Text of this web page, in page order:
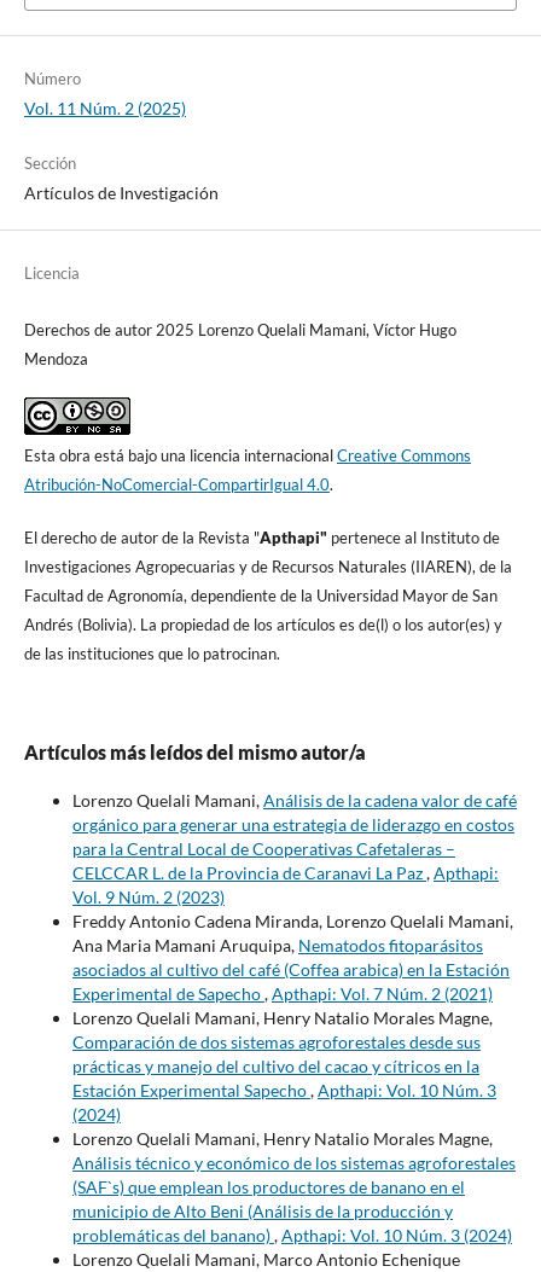
Número
Vol. 11 Núm. 2 (2025)
Sección
Artículos de Investigación
Licencia
Derechos de autor 2025 Lorenzo Quelali Mamani, Víctor Hugo
Mendoza
Esta obra está bajo una licencia internacionalCreative Commons
Atribución-NoComercial-CompartirIgual 4.0.
El derecho de autor de la Revista "Apthapi" pertenece al Instituto de
Investigaciones Agropecuarias y de Recursos Naturales (IIAREN), de la
Facultad de Agronomí­a, dependiente de la Universidad Mayor de San
Andrés (Bolivia). La propiedad de los artí­culos es de(l) o los autor(es) y
de las instituciones que lo patrocinan.
Artículos más leídos del mismo autor/a
Lorenzo Quelali Mamani,Análisis de la cadena valor de café
orgánico para generar una estrategia de liderazgo en costos
para la Central Local de Cooperativas Cafetaleras –
CELCCAR L. de la Provincia de Caranavi La Paz,Apthapi:
Vol. 9 Núm. 2 (2023)
Freddy Antonio Cadena Miranda, Lorenzo Quelali Mamani,
Ana Maria Mamani Aruquipa, Nematodos fitoparásitos
asociados al cultivo del café (Coffea arabica) en la Estación
Experimental de Sapecho,Apthapi: Vol. 7 Núm. 2 (2021)
Lorenzo Quelali Mamani, Henry Natalio Morales Magne,
Comparación de dos sistemas agroforestales desde sus
prácticas y manejo del cultivo del cacao y cítricos en la
Estación Experimental Sapecho,Apthapi: Vol. 10 Núm. 3
(2024)
Lorenzo Quelali Mamani, Henry Natalio Morales Magne,
Análisis técnico y económico de los sistemas agroforestales
(SAF`s) que emplean los productores de banano en el
municipio de Alto Beni (Análisis de la producción y
problemáticas del banano),Apthapi: Vol. 10 Núm. 3 (2024)
Lorenzo Quelali Mamani, Marco Antonio Echenique